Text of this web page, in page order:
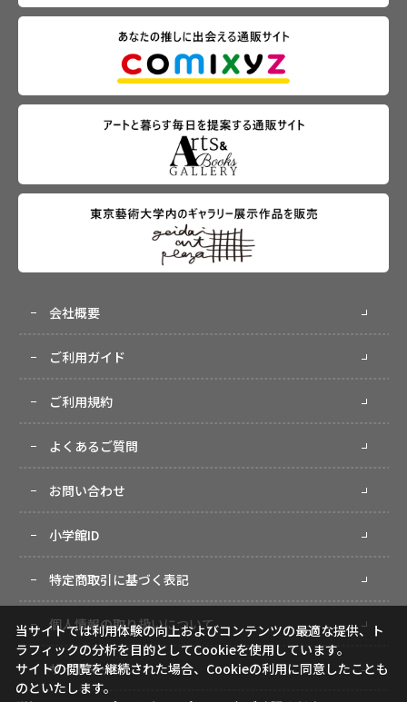
会社概要
ご利用ガイド
ご利用規約
よくあるご質問
お問い合わせ
小学館ID
特定商取引に基づく表記
個人情報の取り扱いについて
サイトマップ
当サイトでは利用体験の向上およびコンテンツの最適な提供、ト
ラフィックの分析を目的としてCookieを使用しています。
サイトの閲覧を継続された場合、Cookieの利用に同意したことも
のといたします。